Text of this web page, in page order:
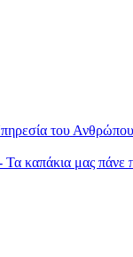
του Ανθρώπου
Τα καπάκια μας πάνε